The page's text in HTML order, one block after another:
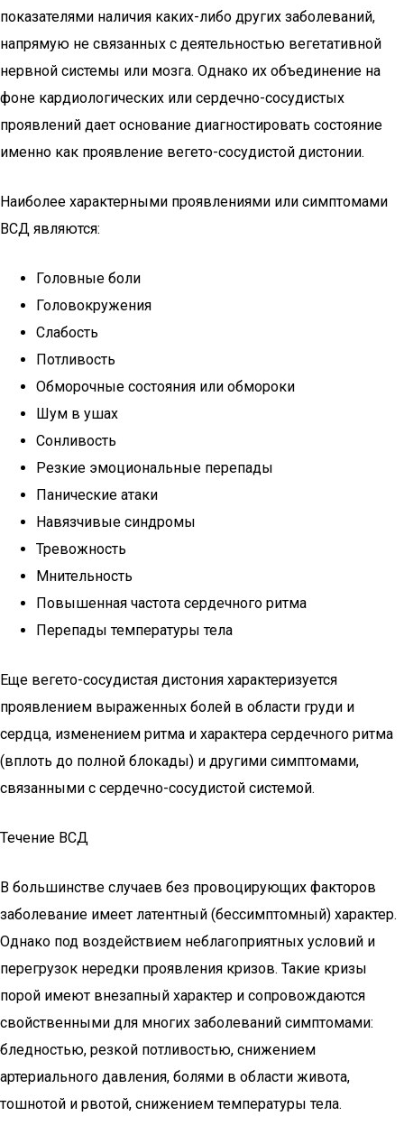
показателями наличия каких-либо других заболеваний,
напрямую не связанных с деятельностью вегетативной
нервной системы или мозга. Однако их объединение на
фоне кардиологических или сердечно-сосудистых
проявлений дает основание диагностировать состояние
именно как проявление вегето-сосудистой дистонии.
Наиболее характерными проявлениями или симптомами
ВСД являются:
Головные боли
Головокружения
Слабость
Потливость
Обморочные состояния или обмороки
Шум в ушах
Сонливость
Резкие эмоциональные перепады
Панические атаки
Навязчивые синдромы
Тревожность
Мнительность
Повышенная частота сердечного ритма
Перепады температуры тела
Еще вегето-сосудистая дистония характеризуется
проявлением выраженных болей в области груди и
сердца, изменением ритма и характера сердечного ритма
(вплоть до полной блокады) и другими симптомами,
связанными с сердечно-сосудистой системой.
Течение ВСД
В большинстве случаев без провоцирующих факторов
заболевание имеет латентный (бессимптомный) характер.
Однако под воздействием неблагоприятных условий и
перегрузок нередки проявления кризов. Такие кризы
порой имеют внезапный характер и сопровождаются
свойственными для многих заболеваний симптомами:
бледностью, резкой потливостью, снижением
артериального давления, болями в области живота,
тошнотой и рвотой, снижением температуры тела.